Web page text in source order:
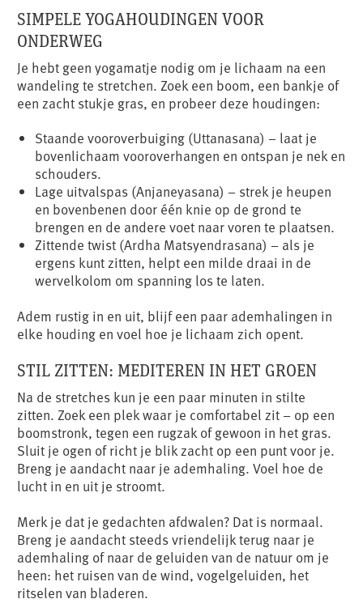
SIMPELE YOGAHOUDINGEN VOOR
ONDERWEG
Je hebt geen yogamatje nodig om je lichaam na een
wandeling te stretchen. Zoek een boom, een bankje of
een zacht stukje gras, en probeer deze houdingen:
Staande vooroverbuiging (Uttanasana) – laat je
bovenlichaam vooroverhangen en ontspan je nek en
schouders.
Lage uitvalspas (Anjaneyasana) – strek je heupen
en bovenbenen door één knie op de grond te
brengen en de andere voet naar voren te plaatsen.
Zittende twist (Ardha Matsyendrasana) – als je
ergens kunt zitten, helpt een milde draai in de
wervelkolom om spanning los te laten.
Adem rustig in en uit, blijf een paar ademhalingen in
elke houding en voel hoe je lichaam zich opent.
STIL ZITTEN: MEDITEREN IN HET GROEN
Na de stretches kun je een paar minuten in stilte
zitten. Zoek een plek waar je comfortabel zit – op een
boomstronk, tegen een rugzak of gewoon in het gras.
Sluit je ogen of richt je blik zacht op een punt voor je.
Breng je aandacht naar je ademhaling. Voel hoe de
lucht in en uit je stroomt.
Merk je dat je gedachten afdwalen? Dat is normaal.
Breng je aandacht steeds vriendelijk terug naar je
ademhaling of naar de geluiden van de natuur om je
heen: het ruisen van de wind, vogelgeluiden, het
ritselen van bladeren.